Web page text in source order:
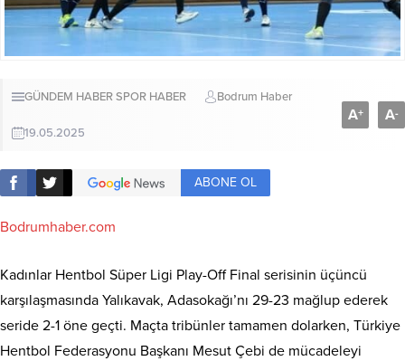
GÜNDEM HABERSPOR HABER Bodrum Haber
19.05.2025
A+ A-
ABONE OL
Bodrumhaber.com
Kadınlar Hentbol Süper Ligi Play-Off Final serisinin üçüncü
karşılaşmasında Yalıkavak, Adasokağı’nı 29-23 mağlup ederek
seride 2-1 öne geçti. Maçta tribünler tamamen dolarken, Türkiye
Hentbol Federasyonu Başkanı Mesut Çebi de mücadeleyi